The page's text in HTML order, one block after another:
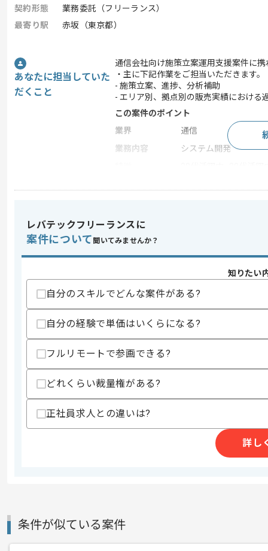
契約形態
業務委託（フリーランス）
最寄り駅
赤坂（東京都）
あなたに担当していた
だくこと
通信会社向け施策立案運用支援案件に
・主に下記作業をご担当いただきます。
- 施策立案、進捗、分析補助
- エリア別、拠点別の販売実績における
この案件のポイント
業界
通信
業務内容
システム開発
スキル
・マーケティングの知見
・企画〜実行〜実績分析まで一気通貫
上記に似た経験やスキルをお持ちであれば
その他募集要項
商談回数
1回
募集人数
作業開始日
WEBマーケターの経験を活かすことが
新しいアイディアや技術を積極的に導入
経験豊富なマーケターと成長が出来る
レバテックフリーランスに
案件について 聞いてみませんか？
知りたい
自分のスキルでどんな案件がある?
自分の経験で単価はいくらになる?
フルリモートで参画できる?
どれくらい裁量権がある?
正社員求人との違いは?
詳し
条件が似ている案件